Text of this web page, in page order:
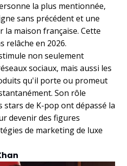
la plus mentionnée,
sans précédent et une
maison française. Cette
relâche en 2026.
non seulement
sociaux, mais aussi les
qu'il porte ou promeut
Son rôle
de K-pop ont dépassé la
devenir des figures
de marketing de luxe